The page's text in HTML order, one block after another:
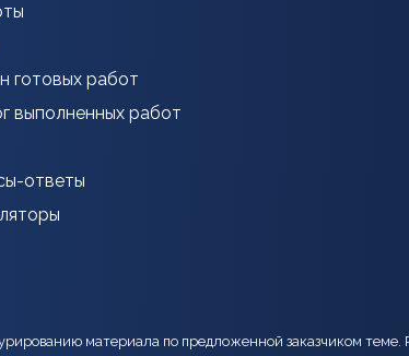
готовых работ
выполненных работ
ответы
материала по предложенной заказчиком